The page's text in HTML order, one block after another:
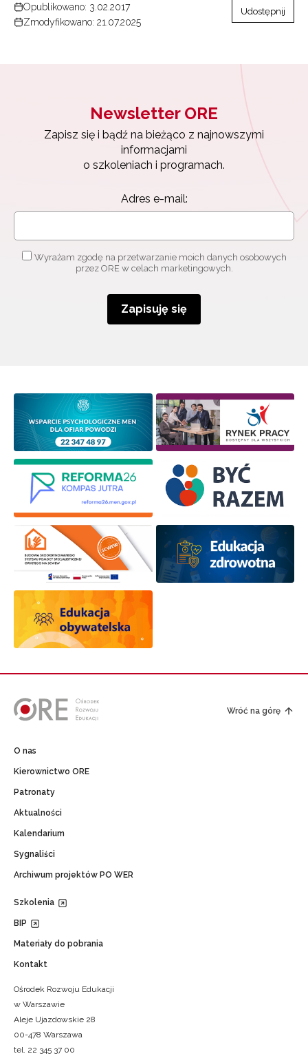
Opublikowano: 3.02.2017
Zmodyfikowano: 21.07.2025
Udostępnij
Newsletter ORE
Zapisz się i bądź na bieżąco z najnowszymi
informacjami
o szkoleniach i programach.
Adres e-mail:
Wyrażam zgodę na przetwarzanie moich danych osobowych
przez ORE w celach marketingowych.
Zapisuję się
Wróć na górę
O nas
Kierownictwo ORE
Patronaty
Aktualności
Kalendarium
Sygnaliści
Archiwum projektów PO WER
Szkolenia
BIP
Materiały do pobrania
Kontakt
Ośrodek Rozwoju Edukacji
w Warszawie
Aleje Ujazdowskie 28
00-478 Warszawa
tel. 22 345 37 00
Zapisz się i bądź na bieżąco z najnowszymi
o szkoleniach i programach.
osobowych przez ORE w celach marketingowych.